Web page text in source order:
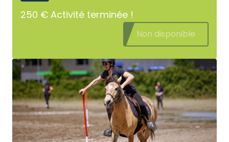
250 € Activité terminée !
Non disponible